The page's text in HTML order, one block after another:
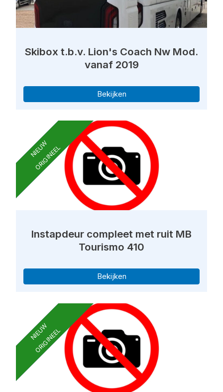
Skibox t.b.v. Lion's Coach Nw Mod.
vanaf 2019
Bekijken
NIEUW
ORIGINEEL
Instapdeur compleet met ruit MB
Tourismo 410
Bekijken
NIEUW
ORIGINEEL